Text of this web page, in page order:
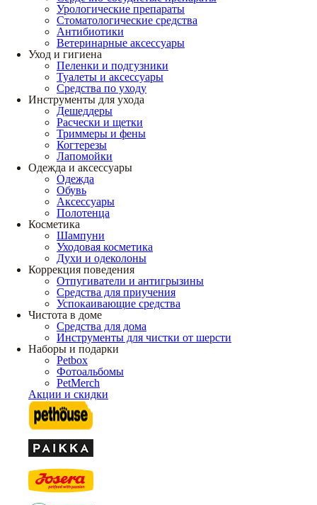
Урологические препараты
Стоматологические средства
Антибиотики
Ветеринарные аксессуары
Уход и гигиена
Пеленки и подгузники
Туалеты и аксессуары
Средства по уходу
Инструменты для ухода
Дешеддеры
Расчески и щетки
Триммеры и фены
Когтерезы
Лапомойки
Одежда и аксессуары
Одежда
Обувь
Аксессуары
Полотенца
Косметика
Шампуни
Уходовая косметика
Духи и одеколоны
Коррекция поведения
Отпугиватели и антигрызины
Средства для приучения
Успокаивающие средства
Чистота в доме
Средства для дома
Инструменты для чистки от шерсти
Наборы и подарки
Petbox
Фотоальбомы
PetMerch
Акции и скидки